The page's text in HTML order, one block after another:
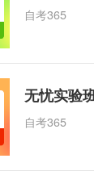
自考365
无忧实验
自考365